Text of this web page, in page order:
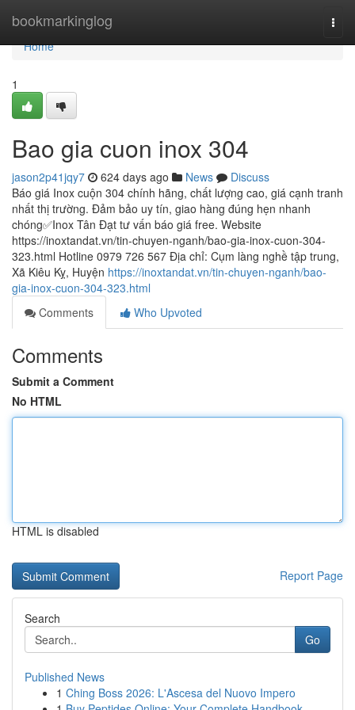
bookmarkinglog
Home
Home
1
Bao gia cuon inox 304
jason2p41jqy7 624 days ago News
Discuss
Báo giá Inox cuộn 304 chính hãng, chất lượng cao, giá cạnh tranh
nhất thị trường. Đảm bảo uy tín, giao hàng đúng hẹn nhanh
chóng✅Inox Tân Đạt tư vấn báo giá free. Website
https://inoxtandat.vn/tin-chuyen-nganh/bao-gia-inox-cuon-304-
323.html Hotline 0979 726 567 Địa chỉ: Cụm làng nghề tập trung,
Xã Kiêu Kỵ, Huyện https://inoxtandat.vn/tin-chuyen-nganh/bao-
gia-inox-cuon-304-323.html
Comments
Who Upvoted
Comments
Submit a Comment
No HTML
HTML is disabled
Report Page
Search
Go
Published News
1 Ching Boss 2026: L'Ascesa del Nuovo Impero